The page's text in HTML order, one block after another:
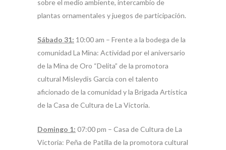
sobre el medio ambiente, intercambio de
plantas ornamentales y juegos de participación.
Sábado 31: 10:00 am – Frente a la bodega de la
comunidad La Mina: Actividad por el aniversario
de la Mina de Oro “Delita” de la promotora
cultural Misleydis García con el talento
aficionado de la comunidad y la Brigada Artística
de la Casa de Cultura de La Victoria.
Domingo 1: 07:00 pm – Casa de Cultura de La
Victoria: Peña de Patilla de la promotora cultural